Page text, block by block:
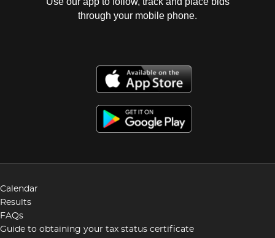
through your mobile phone.
Calendar
Results
FAQs
Guide to obtaining your tax status certificate